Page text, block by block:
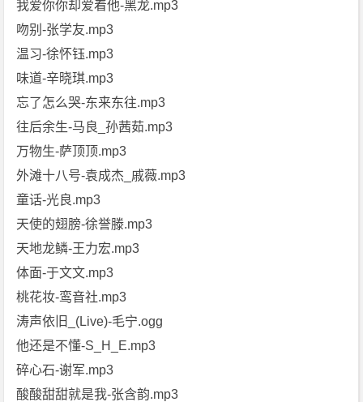
我爱你你却爱着他-黑龙.mp3
吻别-张学友.mp3
温习-徐怀钰.mp3
味道-辛晓琪.mp3
忘了怎么哭-东来东往.mp3
往后余生-马良_孙茜茹.mp3
万物生-萨顶顶.mp3
外滩十八号-袁成杰_戚薇.mp3
童话-光良.mp3
天使的翅膀-徐誉滕.mp3
天地龙鳞-王力宏.mp3
体面-于文文.mp3
桃花妆-鸾音社.mp3
涛声依旧_(Live)-毛宁.ogg
他还是不懂-S_H_E.mp3
碎心石-谢军.mp3
酸酸甜甜就是我-张含韵.mp3